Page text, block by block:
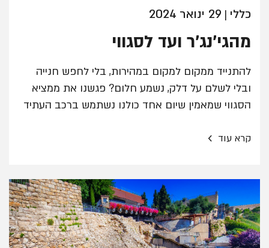
כללי | 29 ינואר 2024
מהגי'נג'ר ועד לסגווי
להתנייד ממקום למקום במהירות, בלי לחפש חנייה
ובלי לשלם על דלק, נשמע חלום? פגשנו את ממציא
הסגווי שמאמין שיום אחד כולנו נשתמש ברכב העתיד
קרא עוד ›